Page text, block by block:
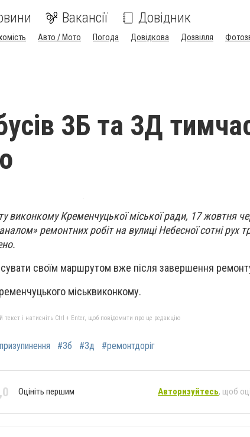
Вакансії Довідник
Авто / Мото Погода Довідкова Дозвілля
3Б та 3Д
виконкому Кременчуцької міської ради, 17 жовтня
ремонтних робіт на вулиці Небесної сотні рух
своїм маршрутом вже після завершення
міськвиконкому.
і натисніть Ctrl + Enter, щоб повідомити про це редакцію
#3б #3д #ремонтдоріг
Оцініть першим Авторизуйтесь, щоб